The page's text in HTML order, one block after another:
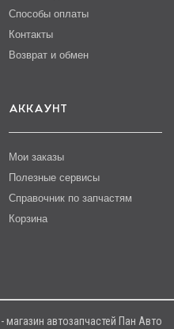
Способы оплаты
Контакты
Возврат и обмен
АККАУНТ
Мои заказы
Полезные сервисы
Справочник по запчастям
Корзина
автозапчастей Пан Авто